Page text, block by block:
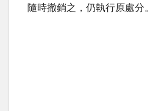
隨時撤銷之，仍執行原處分。